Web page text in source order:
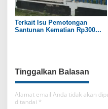
Terkait Isu Pemotongan
Santunan Kematian Rp300
Tinggalkan Balasan
Alamat email Anda tidak akan
ditandai *